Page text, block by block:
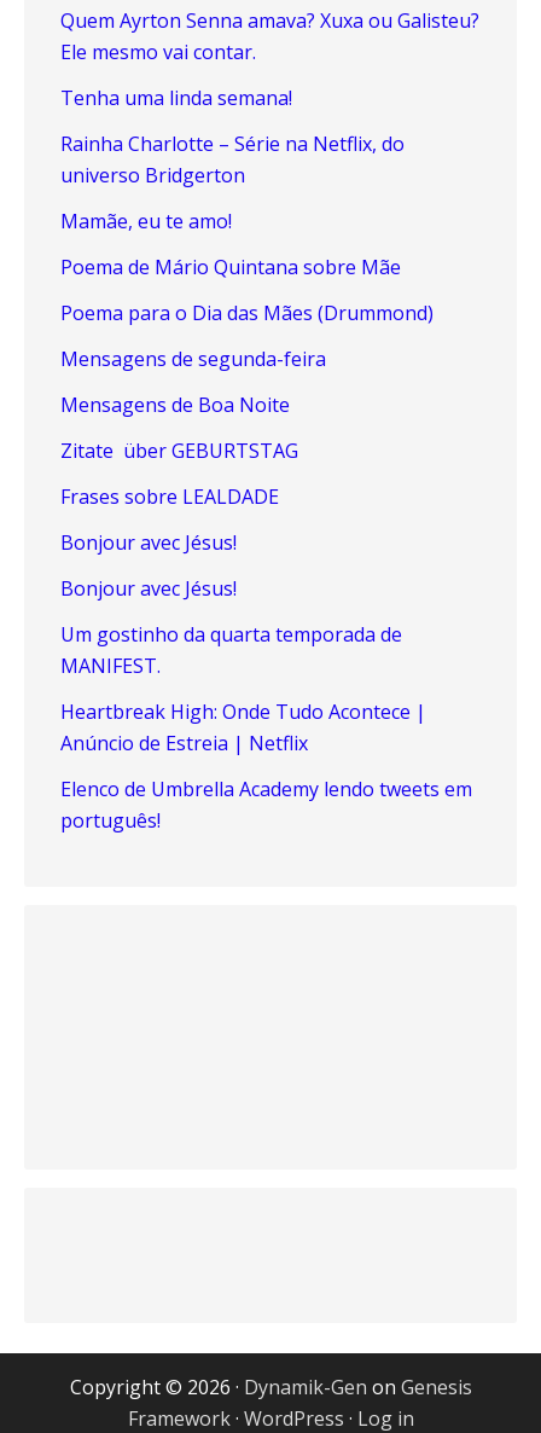
Quem Ayrton Senna amava? Xuxa ou Galisteu?
Ele mesmo vai contar.
Tenha uma linda semana!
Rainha Charlotte – Série na Netflix, do
universo Bridgerton
Mamãe, eu te amo!
Poema de Mário Quintana sobre Mãe
Poema para o Dia das Mães (Drummond)
Mensagens de segunda-feira
Mensagens de Boa Noite
Zitate über GEBURTSTAG
Frases sobre LEALDADE
Bonjour avec Jésus!
Bonjour avec Jésus!
Um gostinho da quarta temporada de
MANIFEST.
Heartbreak High: Onde Tudo Acontece |
Anúncio de Estreia | Netflix
Elenco de Umbrella Academy lendo tweets em
português!
Copyright © 2026 · Dynamik-Gen on Genesis
Framework· WordPress · Log in